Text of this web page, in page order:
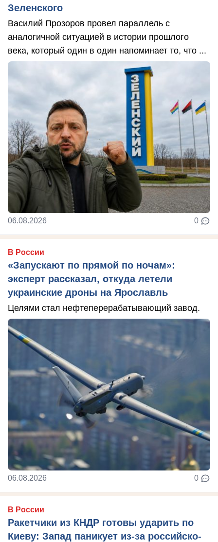
Зеленского
Василий Прозоров провел параллель с
аналогичной ситуацией в истории прошлого
века, который один в один напоминает то, что ...
06.08.2026 0
В России
«Запускают по прямой по ночам»:
эксперт рассказал, откуда летели
украинские дроны на Ярославль
Целями стал нефтеперерабатывающий завод.
06.08.2026 0
В России
Ракетчики из КНДР готовы ударить по
Киеву: Запад паникует из-за российско-